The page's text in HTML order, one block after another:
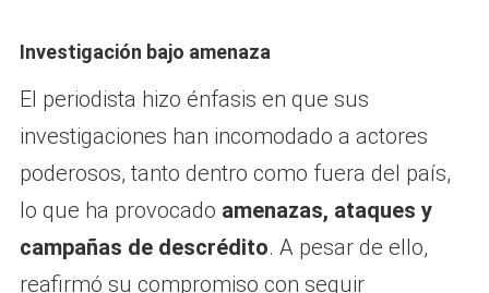
Investigación bajo amenaza
El periodista hizo énfasis en que sus
investigaciones han incomodado a actores
poderosos, tanto dentro como fuera del país,
lo que ha provocado amenazas, ataques y
campañas de descrédito. A pesar de ello,
reafirmó su compromiso con seguir